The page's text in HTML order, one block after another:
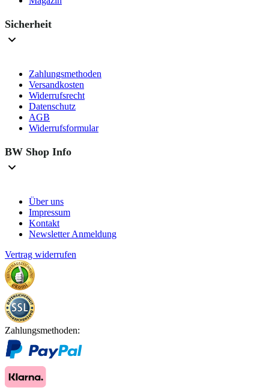
Sicherheit
Zahlungsmethoden
Versandkosten
Widerrufsrecht
Datenschutz
AGB
Widerrufsformular
BW Shop Info
Über uns
Impressum
Kontakt
Newsletter Anmeldung
Vertrag widerrufen
Zahlungsmethoden: